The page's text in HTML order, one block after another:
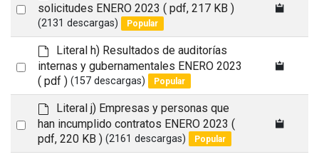
l
t
Select e
f
a
l
t
solicitudes ENERO 2023 ( pdf, 217 KB )
(2131 descargas) Popular
Select
d
e
f
a
l
t
Literal h) Resultados de auditorías
internas y gubernamentales ENERO 2023
( pdf ) (157 descargas) Popular
Select
d
e
f
a
Literal j) Empresas y personas que
han incumplido contratos ENERO 2023 (
pdf, 220 KB ) (2161 descargas) Popular